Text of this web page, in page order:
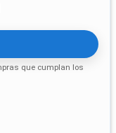
que cumplan los